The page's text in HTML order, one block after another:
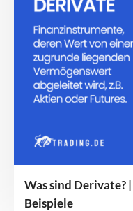
Was sind Derivate?
Beispiele